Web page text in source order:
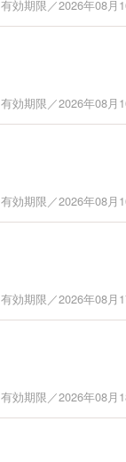
有効期限／2026年08月
有効期限／2026年08月
有効期限／2026年08月
有効期限／2026年08月
有効期限／2026年08月